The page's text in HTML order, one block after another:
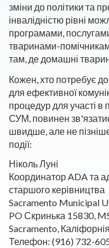
зміни до політики та
інвалідністю рівні
програмами,
тваринами-
там, де домашні
Кожен, хто потребує
для ефективної
процедур для участі в
СУМ, повинен
швидше, але не
події:
Ніколь Луні
Координатор ADA та
старшого керівництва
Sacramento Municipal
PO Скринька 15830,
Sacramento,
Телефон: (916) 732-